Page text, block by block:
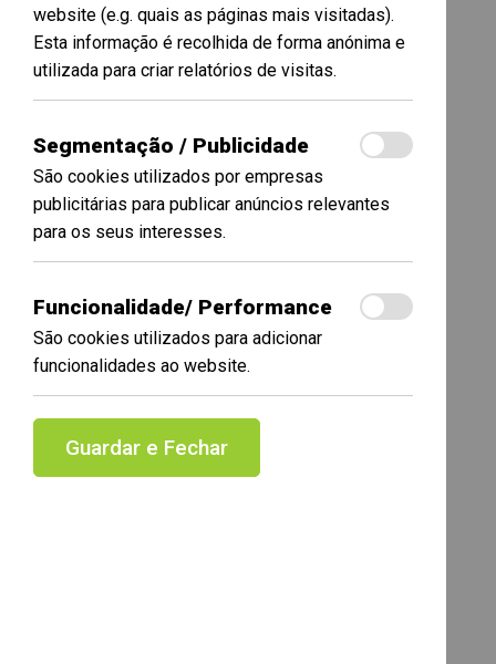
website (e.g. quais as páginas mais visitadas).
Esta informação é recolhida de forma anónima e
utilizada para criar relatórios de visitas.
Segmentação / Publicidade
São cookies utilizados por empresas
publicitárias para publicar anúncios relevantes
para os seus interesses.
Funcionalidade/ Performance
São cookies utilizados para adicionar
funcionalidades ao website.
Guardar e Fechar